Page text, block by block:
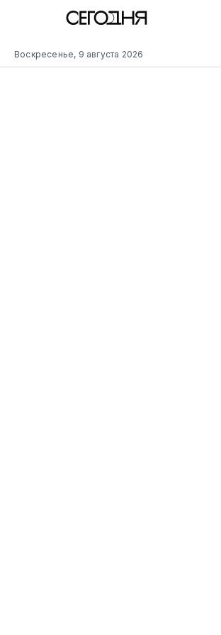
Воскресенье, 9 августа 2026